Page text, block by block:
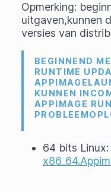
Opmerking:
uitgaven,kunnen
versies van
BEGINNEND
RUNTIME
KUNNEN
APPIMAGE
64 bits Linux: